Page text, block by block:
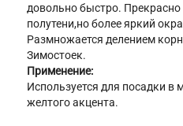
довольно быстро. Прекрасно
полутени,но более яркий
Размножается делением
Зимостоек.
Применение:
Используется для посадки в
желтого акцента.